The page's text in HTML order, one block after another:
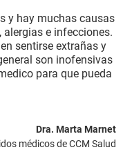
y hay muchas causas
e infecciones.
sentirse extrañas y
son inofensivas
para que pueda
Dra. Marta Marnet
médicos de CCM Salud